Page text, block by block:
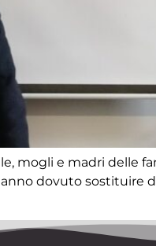
mogli e madri delle
dovuto sostituire